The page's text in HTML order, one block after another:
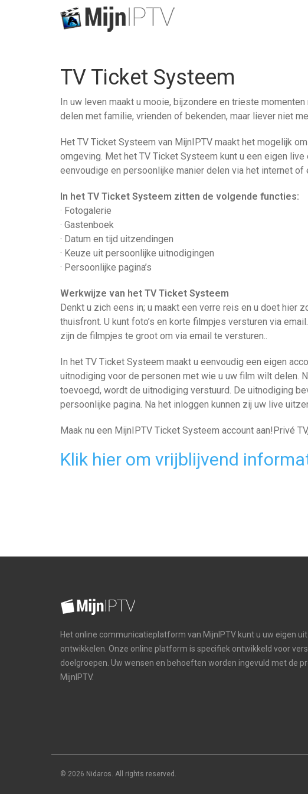
TV Ticket Systeem
In uw leven maakt u mooie, bijzondere en trieste
delen met familie, vrienden of bekenden, maar liever niet
Het TV Ticket Systeem van MijnIPTV maakt het mogelijk
omgeving. Met het TV Ticket Systeem kunt u een eigen
eenvoudige en persoonlijke manier delen via het internet of
In het TV Ticket Systeem zitten de volgende functies:
· Fotogalerie
· Gastenboek
· Datum en tijd uitzendingen
· Keuze uit persoonlijke uitnodigingen
· Persoonlijke pagina’s
Werkwijze van het TV Ticket Systeem
Denkt u zich eens in; u maakt een verre reis en u doet hier
thuisfront. U kunt foto’s en korte filmpjes versturen via
zijn de filmpjes te groot om via email te versturen..
In het TV Ticket Systeem maakt u eenvoudig een eigen
uitnodiging voor de personen met wie u uw film wilt delen.
toevoegd, wordt de uitnodiging verstuurd. De uitnodiging
persoonlijke pagina. Na het inloggen kunnen zij uw live
Maak nu een MijnIPTV Ticket Systeem account aan!Privé
Klik hier om vrijblijvend
Het online communicatieplatform van MijnIPTV kunt u uw eigen
ontwikkelen. Onze online platform is specifiek ontwikkeld voor
doelgroepen. Uw wensen en behoeften worden ingevuld met de
MijnIPTV.
© 2026 Nidaros. All rights reserved.